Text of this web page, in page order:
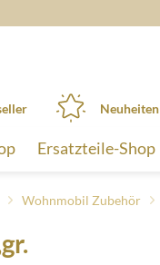
Neuheiten
Ersatzteile-Shop
Wohnmobil Zubehör